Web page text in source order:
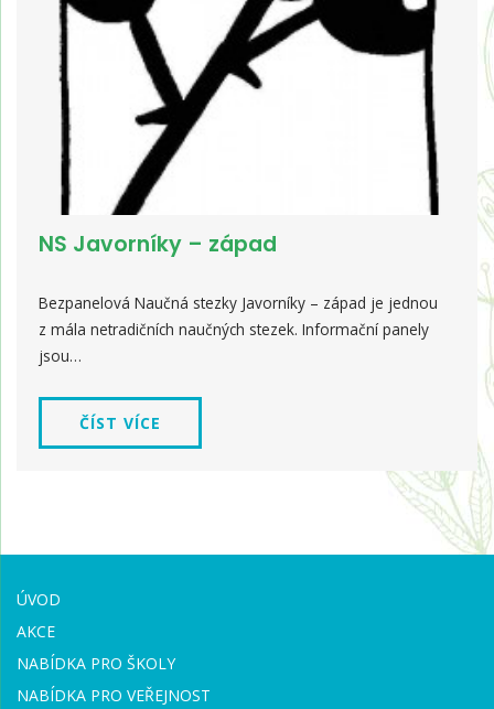
NS Javorníky – západ
Bezpanelová Naučná stezky Javorníky – západ je jednou
z mála netradičních naučných stezek. Informační panely
jsou…
ČÍST VÍCE
ÚVOD
AKCE
NABÍDKA PRO ŠKOLY
NABÍDKA PRO VEŘEJNOST